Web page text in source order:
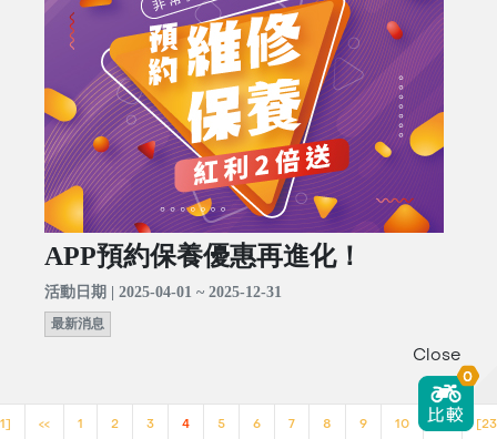
APP預約保養優惠再進化！
活動日期 | 2025-04-01 ~ 2025-12-31
最新消息
<< 1 2 3 4 5 6 7 8 9 10 >>
Close
0